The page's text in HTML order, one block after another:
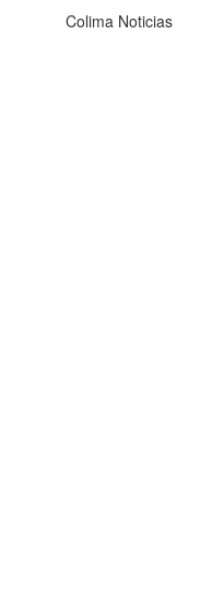
Colima Noticias